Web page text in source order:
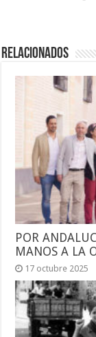
Relacionados
POR
MANOS A LA
17 octubre 2025